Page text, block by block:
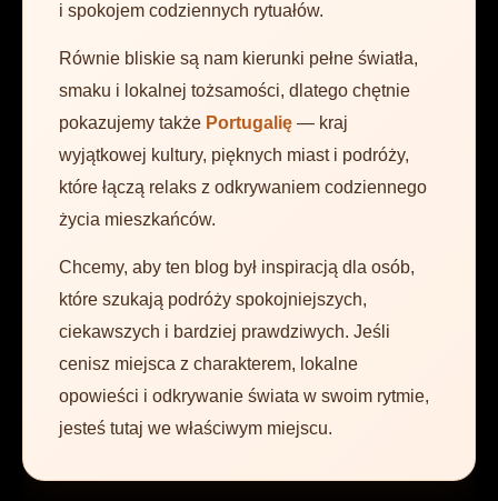
i spokojem codziennych rytuałów.
Równie bliskie są nam kierunki pełne światła,
smaku i lokalnej tożsamości, dlatego chętnie
pokazujemy także Portugalię — kraj
wyjątkowej kultury, pięknych miast i podróży,
które łączą relaks z odkrywaniem codziennego
życia mieszkańców.
Chcemy, aby ten blog był inspiracją dla osób,
które szukają podróży spokojniejszych,
ciekawszych i bardziej prawdziwych. Jeśli
cenisz miejsca z charakterem, lokalne
opowieści i odkrywanie świata w swoim rytmie,
jesteś tutaj we właściwym miejscu.